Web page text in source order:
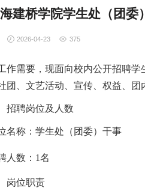
建桥学院学生处（团委
2026-04-23 375
作需要，现面向校内公开招聘
团、文艺活动、宣传、权益、团
招聘岗位及人数
名称：学生处（团委）干事
人数： 1名
岗位职责